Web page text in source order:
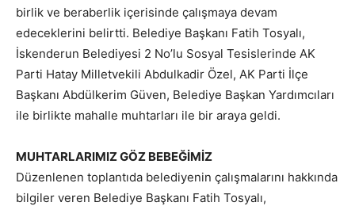
birlik ve beraberlik içerisinde çalışmaya devam
edeceklerini belirtti. Belediye Başkanı Fatih Tosyalı,
İskenderun Belediyesi 2 No’lu Sosyal Tesislerinde AK
Parti Hatay Milletvekili Abdulkadir Özel, AK Parti İlçe
Başkanı Abdülkerim Güven, Belediye Başkan Yardımcıları
ile birlikte mahalle muhtarları ile bir araya geldi.
MUHTARLARIMIZ GÖZ BEBEĞİMİZ
Düzenlenen toplantıda belediyenin çalışmalarını hakkında
bilgiler veren Belediye Başkanı Fatih Tosyalı,